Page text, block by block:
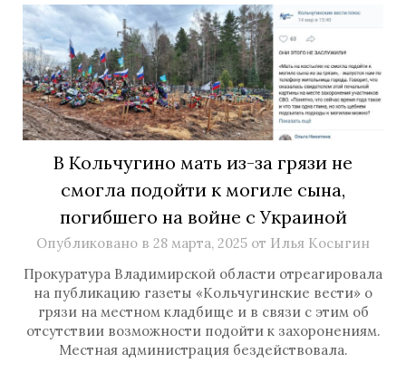
В Кольчугино мать из-за грязи не
смогла подойти к могиле сына,
погибшего на войне с Украиной
Опубликовано в 28 марта, 2025 от Илья Косыгин
Прокуратура Владимирской области отреагировала
на публикацию газеты «Кольчугинские вести» о
грязи на местном кладбище и в связи с этим об
отсутствии возможности подойти к захоронениям.
Местная администрация бездействовала.